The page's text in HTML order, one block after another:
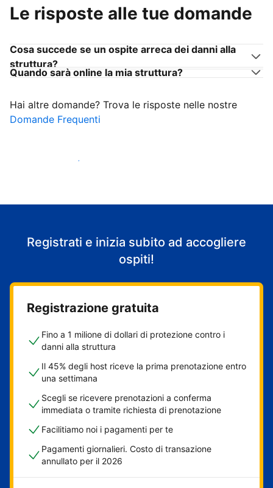
Le risposte alle tue domande
Cosa succede se un ospite arreca dei danni alla
struttura?
Quando sarà online la mia struttura?
Hai altre domande? Trova le risposte nelle nostre
Domande Frequenti
Inizia ad accogliere ospiti
Registrati e inizia subito ad accogliere
ospiti!
Registrazione gratuita
Fino a 1 milione di dollari di protezione contro i
danni alla struttura
Il 45% degli host riceve la prima prenotazione entro
una settimana
Scegli se ricevere prenotazioni a conferma
immediata o tramite richiesta di prenotazione
Facilitiamo noi i pagamenti per te
Pagamenti giornalieri. Costo di transazione
annullato per il 2026